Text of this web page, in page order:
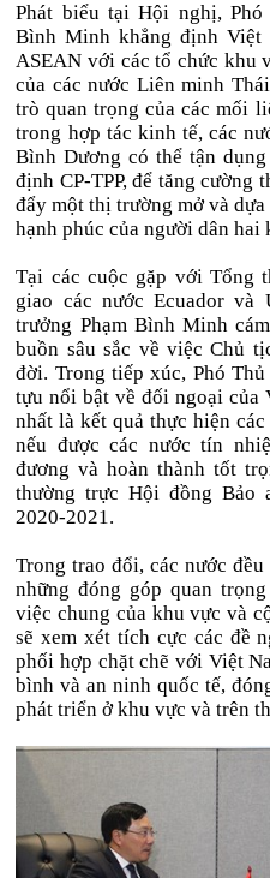
Phát biểu tại Hội nghị,
Bình Minh khẳng định Việt
ASEAN với các tổ chức khu
của các nước Liên minh
trò quan trọng của các mối
trong hợp tác kinh tế, các
Bình Dương có thể tận
định CP-TPP, để tăng cường
đẩy một thị trường mở và
hạnh phúc của người dân hai
Tại các cuộc gặp với Tổng
giao các nước Ecuador và
trưởng Phạm Bình Minh
buồn sâu sắc về việc Chủ
đời. Trong tiếp xúc, Phó
tựu nổi bật về đối ngoại của
nhất là kết quả thực hiện
nếu được các nước tín
đương và hoàn thành tốt
thường trực Hội đồng Bảo
2020-2021.
Trong trao đổi, các nước
những đóng góp quan
việc chung của khu vực và
sẽ xem xét tích cực các đề
phối hợp chặt chẽ với Việt
bình và an ninh quốc tế,
phát triển ở khu vực và trên